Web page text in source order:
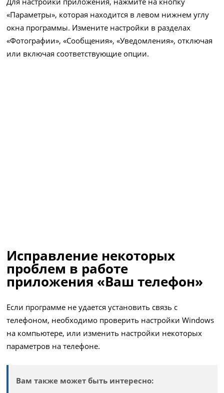
«Параметры», которая находится в левом нижнем углу
окна программы. Измените настройки в разделах
«Фотографии», «Сообщения», «Уведомления», отключая
или включая соответствующие опции.
Исправление некоторых
проблем в работе
приложения «Ваш телефон»
Если программе не удается установить связь с
телефоном, необходимо проверить настройки Windows
на компьютере, или изменить настройки некоторых
параметров на телефоне.
Вам также может быть интересно: